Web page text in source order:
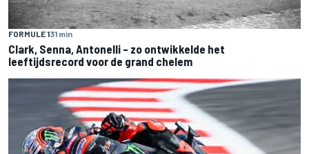
FORMULE 131 min
Clark, Senna, Antonelli – zo ontwikkelde het
leeftijdsrecord voor de grand chelem